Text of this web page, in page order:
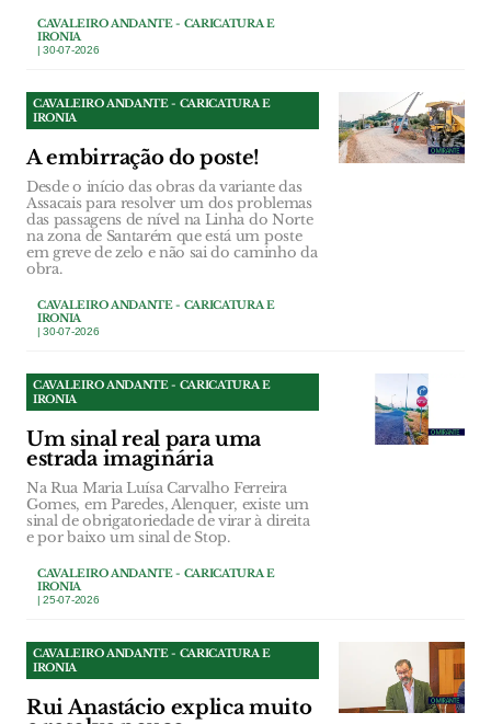
CAVALEIRO ANDANTE - CARICATURA E
IRONIA
| 30-07-2026
CAVALEIRO ANDANTE - CARICATURA E
IRONIA
A embirração do poste!
Desde o início das obras da variante das
Assacais para resolver um dos problemas
das passagens de nível na Linha do Norte
na zona de Santarém que está um poste
em greve de zelo e não sai do caminho da
obra.
CAVALEIRO ANDANTE - CARICATURA E
IRONIA
| 30-07-2026
CAVALEIRO ANDANTE - CARICATURA E
IRONIA
Um sinal real para uma
estrada imaginária
Na Rua Maria Luísa Carvalho Ferreira
Gomes, em Paredes, Alenquer, existe um
sinal de obrigatoriedade de virar à direita
e por baixo um sinal de Stop.
CAVALEIRO ANDANTE - CARICATURA E
IRONIA
| 25-07-2026
CAVALEIRO ANDANTE - CARICATURA E
IRONIA
Rui Anastácio explica muito